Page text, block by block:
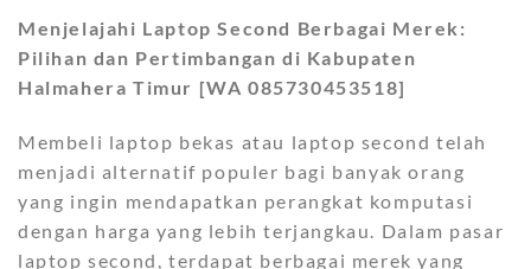
Menjelajahi Laptop Second Berbagai Merek:
Pilihan dan Pertimbangan di Kabupaten
Halmahera Timur [WA 085730453518]
Membeli laptop bekas atau laptop second telah
menjadi alternatif populer bagi banyak orang
yang ingin mendapatkan perangkat komputasi
dengan harga yang lebih terjangkau. Dalam pasar
laptop second, terdapat berbagai merek yang